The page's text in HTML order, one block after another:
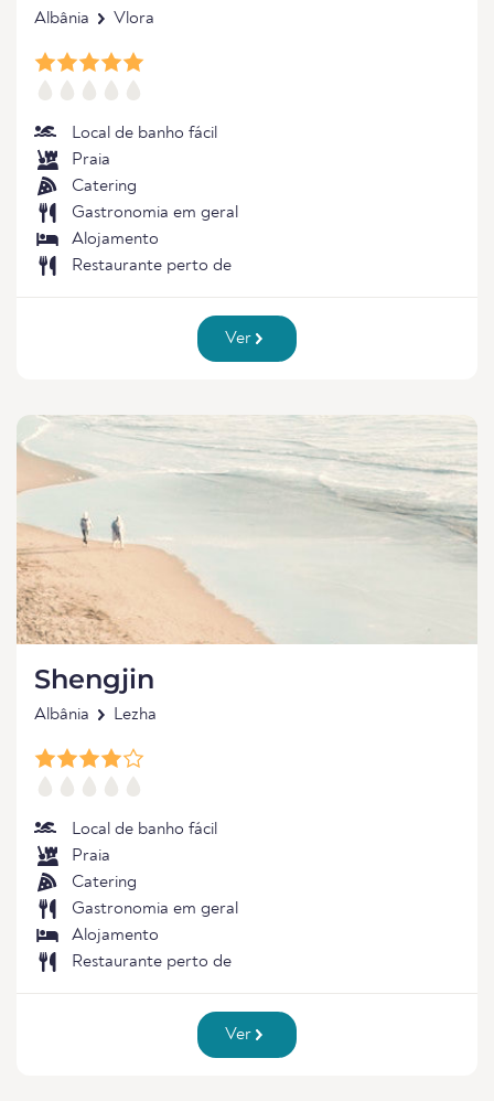
Albânia Vlora
Local de banho fácil
Praia
Catering
Gastronomia em geral
Alojamento
Restaurante perto de
Ver
Shengjin
Albânia Lezha
Local de banho fácil
Praia
Catering
Gastronomia em geral
Alojamento
Restaurante perto de
Ver